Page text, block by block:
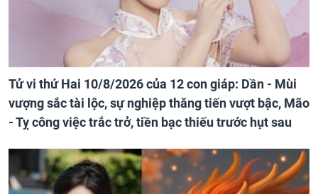
Tử vi thứ Hai 10/8/2026 của 12 con giáp: Dần - Mùi
vượng sắc tài lộc, sự nghiệp thăng tiến vượt bậc, Mão
- Tỵ công việc trắc trở, tiền bạc thiếu trước hụt sau